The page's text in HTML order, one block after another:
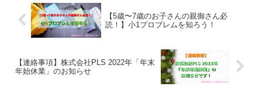
【5歳〜7歳のお子さんの親御さん必
読！】小1プロブレムを知ろう！
【連絡事項】株式会社PLS 2022年「年末
年始休業」のお知らせ